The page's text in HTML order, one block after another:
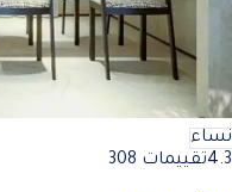
نساء
4.3تقييمات 308